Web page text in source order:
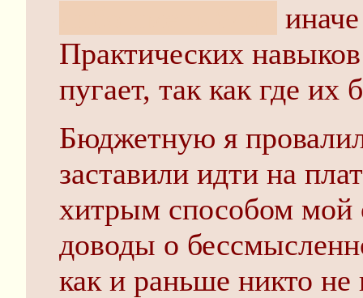
Практических
пугает, так как где их
Бюджетную я
заставили идти на
хитрым способом мой
доводы о
как и раньше никто